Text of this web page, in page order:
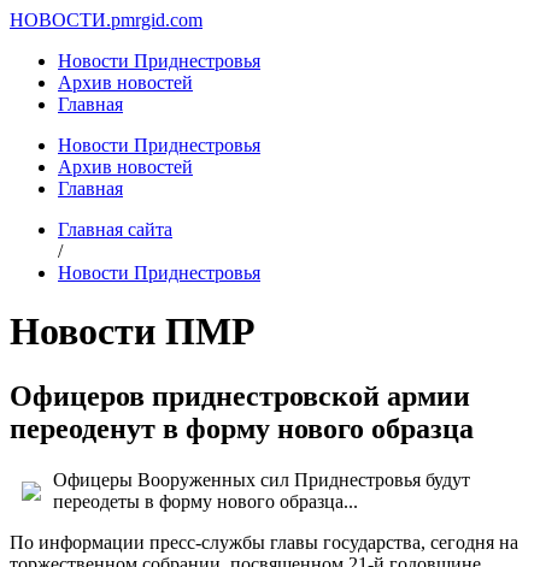
НОВОСТИ.pmrgid.com
Новости Приднестровья
Архив новостей
Главная
Новости Приднестровья
Архив новостей
Главная
Главная сайта
/
Новости Приднестровья
Новости ПМР
Офицеров приднестровской армии
переоденут в форму нового образца
Офицеры Вооруженных сил Приднестровья будут
переодеты в форму нового образца...
По информации пресс-службы главы государства, сегодня на